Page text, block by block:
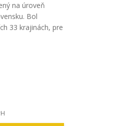
na úroveň
Bol
33 krajinách, pre